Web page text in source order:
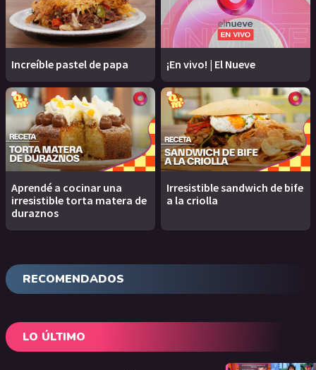
Increíble pastel de papa ¡En vivo! | El Nueve
Aprendé a cocinar una
irresistible torta matera de
duraznos
Irresistible sandwich de bife
a la criolla
RECOMENDADOS
LO ÚLTIMO